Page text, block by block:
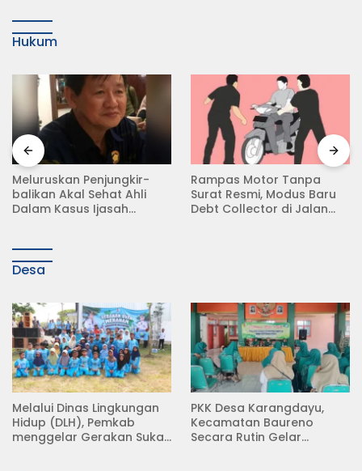
Hukum
Meluruskan Penjungkir-
balikan Akal Sehat Ahli
Dalam Kasus Ijasah
Rampas Motor Tanpa
Surat Resmi, Modus Baru
Debt Collector di Jalan
Desa
Melalui Dinas Lingkungan
Hidup (DLH), Pemkab
menggelar Gerakan Suka
PKK Desa Karangdayu,
Kecamatan Baureno
Secara Rutin Gelar